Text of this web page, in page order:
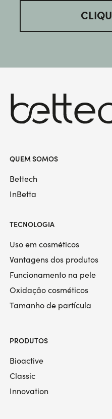
QUEM SOMOS
Bettech
InBetta
TECNOLOGIA
Uso em cosméticos
Vantagens dos produtos
Funcionamento na pele
Oxidação cosméticos
Tamanho de partícula
PRODUTOS
Bioactive
Classic
Innovation